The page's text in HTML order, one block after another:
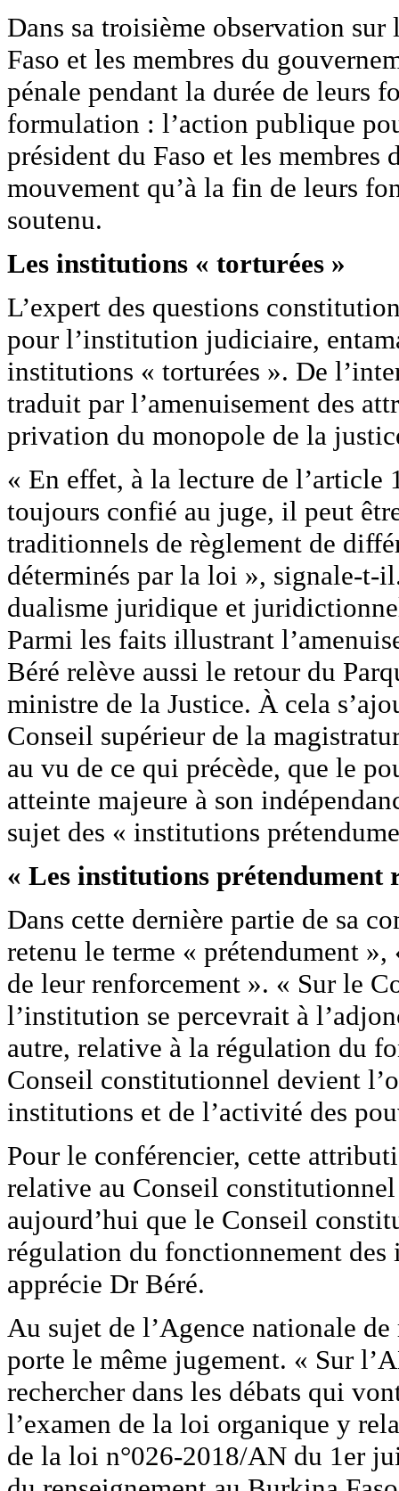
Dans sa troisième observation
Faso et les membres du
pénale pendant la durée de leurs
formulation : l’action publique
président du Faso et les membres
mouvement qu’à la fin de leurs
soutenu.
Les institutions « torturées »
L’expert des questions
pour l’institution judiciaire,
institutions « torturées ». De
traduit par l’amenuisement des
privation du monopole de la
« En effet, à la lecture de
toujours confié au juge, il peut
traditionnels de règlement de
déterminés par la loi », signale-t-
dualisme juridique et
Parmi les faits illustrant
Béré relève aussi le retour du
ministre de la Justice. À cela
Conseil supérieur de la
au vu de ce qui précède, que le
atteinte majeure à son
sujet des « institutions
« Les institutions prétendument
Dans cette dernière partie de sa
retenu le terme « prétendument
de leur renforcement ». « Sur le
l’institution se percevrait à
autre, relative à la régulation du
Conseil constitutionnel devient
institutions et de l’activité des
Pour le conférencier, cette
relative au Conseil
aujourd’hui que le Conseil
régulation du fonctionnement
apprécie Dr Béré.
Au sujet de l’Agence nationale
porte le même jugement. « Sur
rechercher dans les débats qui
l’examen de la loi organique y
de la loi n°026-2018/AN du 1er